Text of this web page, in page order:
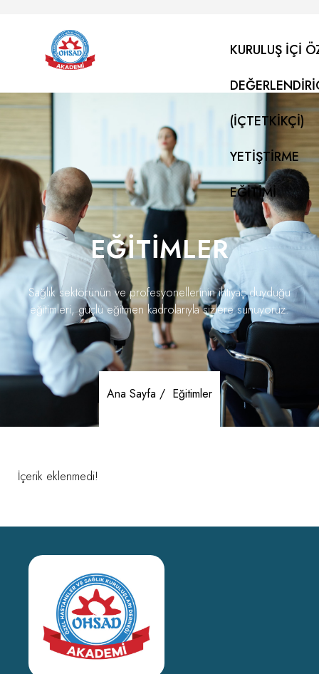
KURULUŞ İÇI
(İÇTETKIKÇI)
YETIŞTIRME
EĞITIMI
EĞITIMLER
Sağlık sektörünün ve profesyonellerinin ihtiyaç duyduğu
eğitimleri, güçlü eğitmen kadrolarıyla sizlere sunuyoruz.
Ana Sayfa / Eğitimler
İçerik eklenmedi!